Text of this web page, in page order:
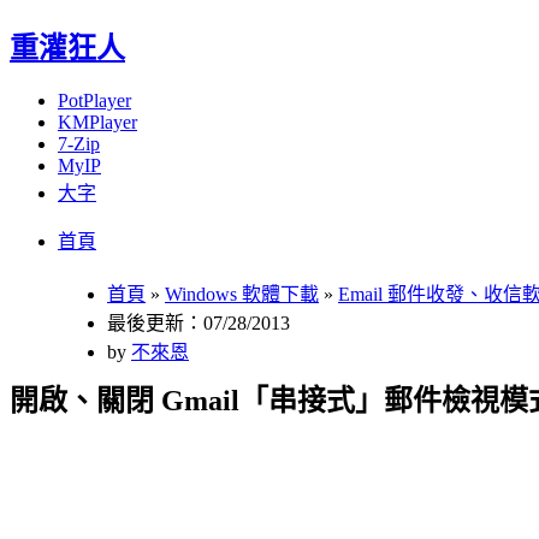
重灌狂人
PotPlayer
KMPlayer
7-Zip
MyIP
大字
首頁
首頁 » Windows 軟體下載 » Email 郵件收發、收信
最後更新：07/28/2013
by 不來恩
開啟、關閉 Gmail「串接式」郵件檢視模